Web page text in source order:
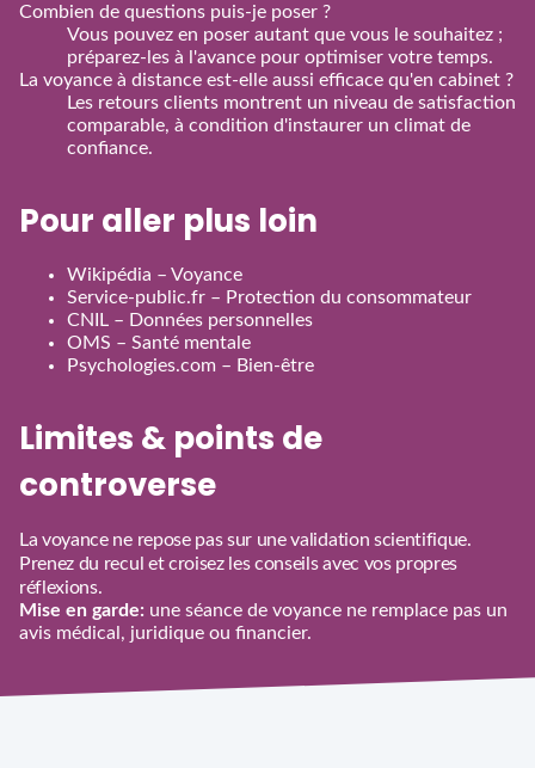
Combien de questions puis‑je poser ?
Vous pouvez en poser autant que vous le souhaitez ;
préparez‑les à l'avance pour optimiser votre temps.
La voyance à distance est‑elle aussi efficace qu'en cabinet ?
Les retours clients montrent un niveau de satisfaction
comparable, à condition d'instaurer un climat de
confiance.
Pour aller plus loin
Wikipédia – Voyance
Service‑public.fr – Protection du consommateur
CNIL – Données personnelles
OMS – Santé mentale
Psychologies.com – Bien‑être
Limites & points de
controverse
La voyance ne repose pas sur une validation scientifique.
Prenez du recul et croisez les conseils avec vos propres
réflexions.
Mise en garde: une séance de voyance ne remplace pas un
avis médical, juridique ou financier.